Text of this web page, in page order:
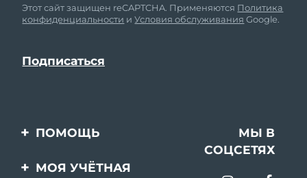
Этот сайт защищен reCAPTCHA. Применяются Политика
конфиденциальности иУсловия обслуживания Google.
ПОМОЩЬ
Свяжитесь с нами
МЫ В
СОЦСЕТЯХ
МОЯ УЧЁТНАЯ